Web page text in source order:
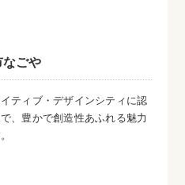
なごや
ティブ・デザインシティに認
、豊かで創造性あふれる魅力